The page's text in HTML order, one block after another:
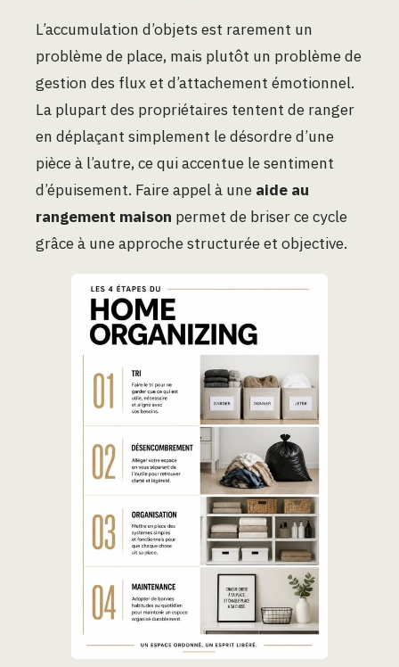
L’accumulation d’objets est rarement un
problème de place, mais plutôt un problème de
gestion des flux et d’attachement émotionnel.
La plupart des propriétaires tentent de ranger
en déplaçant simplement le désordre d’une
pièce à l’autre, ce qui accentue le sentiment
d’épuisement. Faire appel à une aide au
rangement maison permet de briser ce cycle
grâce à une approche structurée et objective.